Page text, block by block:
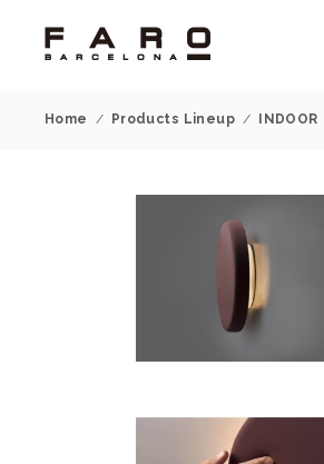
Home / Products Lineup / INDOOR